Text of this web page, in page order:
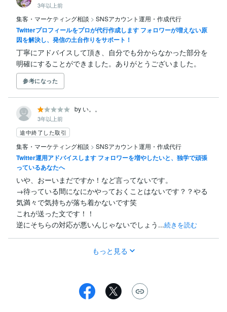
3年以上前
集客・マーケティング相談 > SNSアカウント運用・作成代行
Twitterプロフィールをプロが代行作成します フォロワーが増えない原
因を解決し、発信の土台作りをサポート！
丁寧にアドバイスして頂き、自分でも分からなかった部分を
明確にすることができました。ありがとうございました。
参考になった
by い。。
3年以上前
途中終了した取引
集客・マーケティング相談 > SNSアカウント運用・作成代行
Twitter運用アドバイスします フォロワーを増やしたいと、独学で頑張
っているあなたへ
いや、おーいまだですか！など言ってないです。
→待っている間になにかやっておくことはないです？？やる
気満々で気持ちが落ち着かないです笑
これが送った文です！！
逆にそちらの対応が悪いんじゃないでしょう...続きを読む
もっと見る